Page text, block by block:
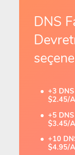
DNS
+3
$2.45/
+5
$3.45/
+10
$4.95/